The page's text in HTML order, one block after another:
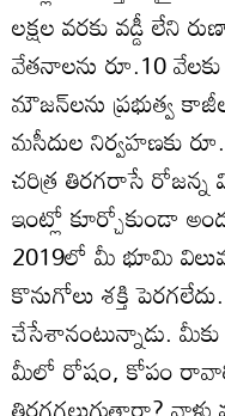
లక్షల వరకు వడ్డీ
వేతనాలను రూ.10
మౌజన్‌లను ప్రభుత్వ
మసీదుల నిర్వహణకు
చరిత్ర తిరగరాసే రోజన్న
ఇంట్లో కూర్చోకుండా
2019లో మీ భూమి విలువ
కొనుగోలు శక్తి
చేసేశానంటున్నాడు.
మీలో రోషం, కోపం